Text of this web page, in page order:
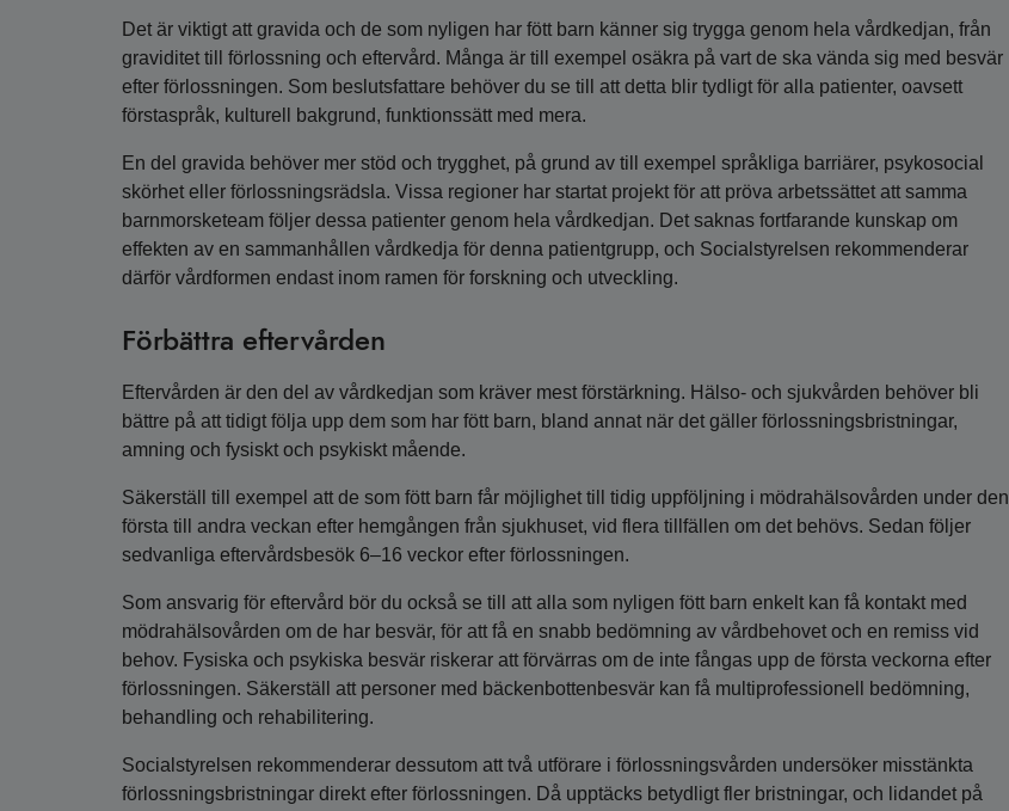
Det är viktigt att gravida och de som nyligen har fött barn känner sig trygga genom hela vårdkedjan, från
graviditet till förlossning och eftervård. Många är till exempel osäkra på vart de ska vända sig med besvär
efter förlossningen. Som beslutsfattare behöver du se till att detta blir tydligt för alla patienter, oavsett
förstaspråk, kulturell bakgrund, funktionssätt med mera.
En del gravida behöver mer stöd och trygghet, på grund av till exempel språkliga barriärer, psykosocial
skörhet eller förlossningsrädsla. Vissa regioner har startat projekt för att pröva arbetssättet att samma
barnmorsketeam följer dessa patienter genom hela vårdkedjan. Det saknas fortfarande kunskap om
effekten av en sammanhållen vårdkedja för denna patientgrupp, och Socialstyrelsen rekommenderar
därför vårdformen endast inom ramen för forskning och utveckling.
Förbättra eftervården
Eftervården är den del av vårdkedjan som kräver mest förstärkning. Hälso- och sjukvården behöver bli
bättre på att tidigt följa upp dem som har fött barn, bland annat när det gäller förlossningsbristningar,
amning och fysiskt och psykiskt mående.
Säkerställ till exempel att de som fött barn får möjlighet till tidig uppföljning i mödrahälsovården under den
första till andra veckan efter hemgången från sjukhuset, vid flera tillfällen om det behövs. Sedan följer
sedvanliga eftervårdsbesök 6–16 veckor efter förlossningen.
Som ansvarig för eftervård bör du också se till att alla som nyligen fött barn enkelt kan få kontakt med
mödrahälsovården om de har besvär, för att få en snabb bedömning av vårdbehovet och en remiss vid
behov. Fysiska och psykiska besvär riskerar att förvärras om de inte fångas upp de första veckorna efter
förlossningen. Säkerställ att personer med bäckenbottenbesvär kan få multiprofessionell bedömning,
behandling och rehabilitering.
Socialstyrelsen rekommenderar dessutom att två utförare i förlossningsvården undersöker misstänkta
förlossningsbristningar direkt efter förlossningen. Då upptäcks betydligt fler bristningar, och lidandet på